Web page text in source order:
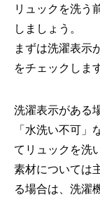
リュックを洗う
しましょう。
まずは洗濯表示
をチェックしま
洗濯表示がある
「水洗い不可」
てリュックを洗
素材については
る場合は、洗濯